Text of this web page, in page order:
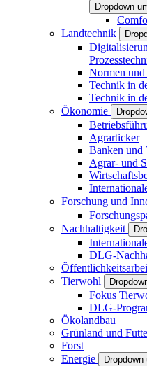
Dropdown
Landtechnik
Normen
Technik in
Technik in
Ökonomie
Agrarticker
Banken und
Agrar- und
Forschung und
Nachhaltigkeit
DLG-
Tierwohl
Fokus
DLG-
Ökolandbau
Grünland und
Forst
Energie